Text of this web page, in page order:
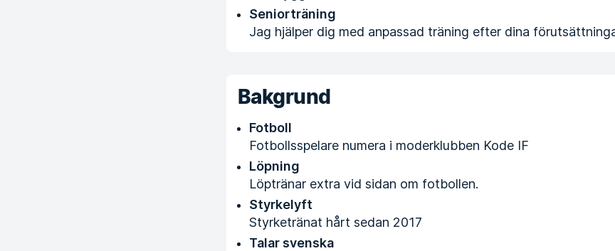
Seniorträning
Jag hjälper dig med anpassad träning efter dina
Bakgrund
Fotboll
Fotbollsspelare numera i moderklubben Kode IF
Löpning
Löptränar extra vid sidan om fotbollen.
Styrkelyft
Styrketränat hårt sedan 2017
Talar svenska